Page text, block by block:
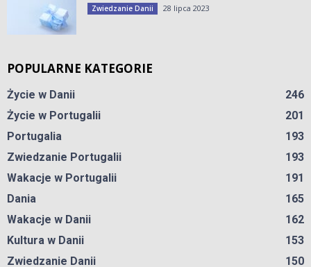
Zwiedzanie Danii 28 lipca 2023
POPULARNE KATEGORIE
Życie w Danii
246
Życie w Portugalii
201
Portugalia
193
Zwiedzanie Portugalii
193
Wakacje w Portugalii
191
Dania
165
Wakacje w Danii
162
Kultura w Danii
153
Zwiedzanie Danii
150